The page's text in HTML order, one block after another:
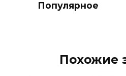
Популярное
Похожие